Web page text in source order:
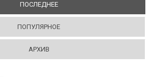
ПОСЛЕДНЕЕ(АКТИВНАЯ ВКЛАДКА)
ПОПУЛЯРНОЕ
АРХИВ